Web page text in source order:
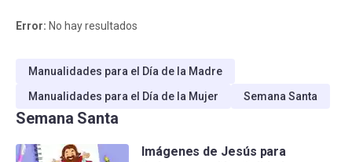
Error: No hay resultados
Manualidades para el Día de la Madre
Manualidades para el Día de la Mujer
Semana Santa
Semana Santa
Imágenes de Jesús para